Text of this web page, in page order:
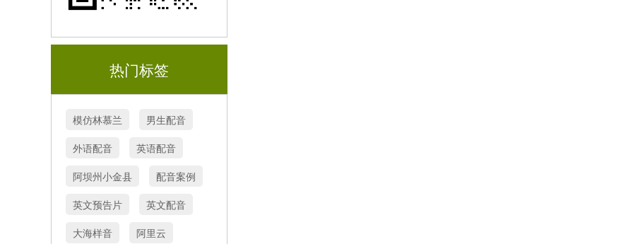
热门标签
模仿林慕兰
男生配音
外语配音
英语配音
阿坝州小金县
配音案例
英文预告片
英文配音
大海样音
阿里云